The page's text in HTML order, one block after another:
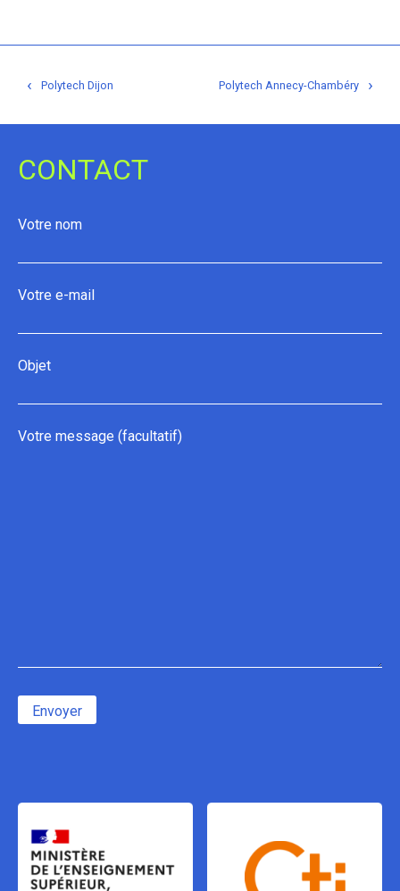
l’article
‹ Polytech Dijon ›
Polytech Annecy-Chambéry
CONTACT
Votre nom
Votre e-mail
Objet
Votre message (facultatif)